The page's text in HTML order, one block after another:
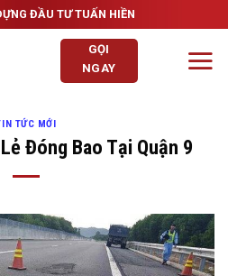
ĐẦU TƯ TUẤN HIỀN
GỌI
NGAY
TỨC MỚI
Đóng Bao Tại Quận 9